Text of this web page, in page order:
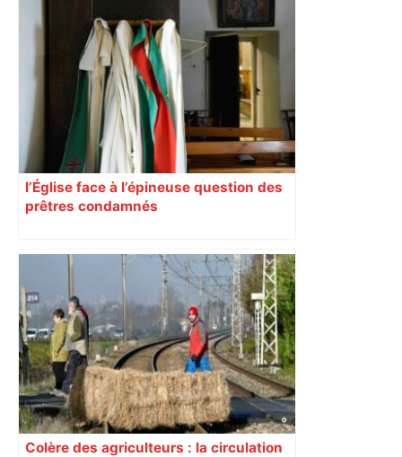
l’Église face à l’épineuse question des
prêtres condamnés
Colère des agriculteurs : la circulation